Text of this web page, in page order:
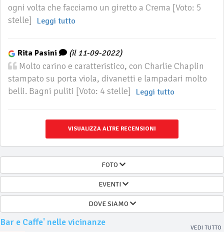
ogni volta che facciamo un giretto a Crema [Voto: 5
stelle]
Leggi tutto
Rita Pasini (il 11-09-2022)
Molto carino e caratteristico, con Charlie Chaplin
stampato su porta viola, divanetti e lampadari molto
belli. Bagni puliti [Voto: 4 stelle]
Leggi tutto
VISUALIZZA ALTRE RECENSIONI
FOTO
EVENTI
DOVE SIAMO
Bar e Caffe' nelle vicinanze
VEDI TUTTO